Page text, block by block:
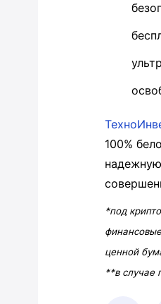
100%
*под
ценной
**в случае